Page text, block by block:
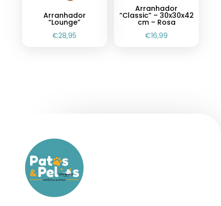
Arranhador
“Lounge”
€28,95
Arranhador
“Classic” – 30x30x42
cm – Rosa
€16,99